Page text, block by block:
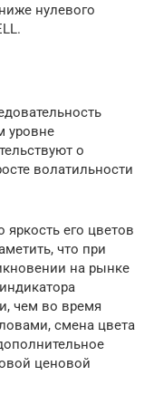
нулевого
уровне
о
волатильности
его цветов
что при
на рынке
чем во время
смена цвета
ценовой